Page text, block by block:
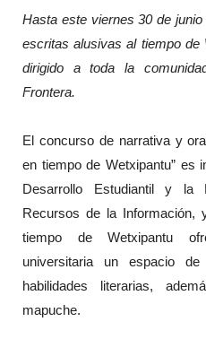
Hasta este viernes 30 de
escritas alusivas al tiempo
dirigido a toda la
Frontera.
El concurso de narrativa y
en tiempo de Wetxipantu” es
Desarrollo Estudiantil y la
Recursos de la Información,
tiempo de Wetxipantu
universitaria un espacio
habilidades literarias,
mapuche.